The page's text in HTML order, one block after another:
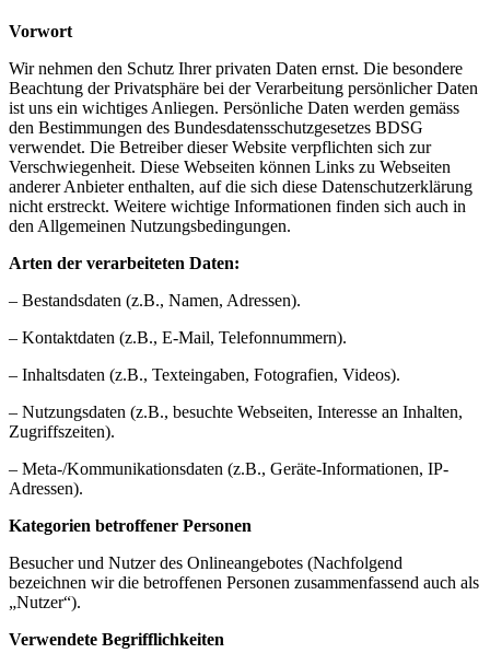
Vorwort
Wir nehmen den Schutz Ihrer privaten Daten ernst. Die besondere
Beachtung der Privatsphäre bei der Verarbeitung persönlicher Daten
ist uns ein wichtiges Anliegen. Persönliche Daten werden gemäss
den Bestimmungen des Bundesdatensschutzgesetzes BDSG
verwendet. Die Betreiber dieser Website verpflichten sich zur
Verschwiegenheit. Diese Webseiten können Links zu Webseiten
anderer Anbieter enthalten, auf die sich diese Datenschutzerklärung
nicht erstreckt. Weitere wichtige Informationen finden sich auch in
den Allgemeinen Nutzungsbedingungen.
Arten der verarbeiteten Daten:
– Bestandsdaten (z.B., Namen, Adressen).
– Kontaktdaten (z.B., E-Mail, Telefonnummern).
– Inhaltsdaten (z.B., Texteingaben, Fotografien, Videos).
– Nutzungsdaten (z.B., besuchte Webseiten, Interesse an Inhalten,
Zugriffszeiten).
– Meta-/Kommunikationsdaten (z.B., Geräte-Informationen, IP-
Adressen).
Kategorien betroffener Personen
Besucher und Nutzer des Onlineangebotes (Nachfolgend
bezeichnen wir die betroffenen Personen zusammenfassend auch als
„Nutzer“).
Verwendete Begrifflichkeiten